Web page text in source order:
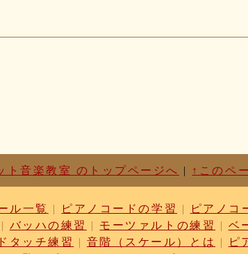
ト音楽教室 のトップページへ | ↑このペ
ル一覧 | ピアノコードの学習 | ピアノコ
| バッハの練習 | モーツァルトの練習 | ベ
タッチ練習 | 音階（スケール）とは | ピ